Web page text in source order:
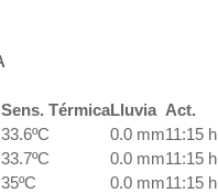
Sens. TérmicaLluvia Act.
33.6ºC 0.0 mm11:15 h
33.7ºC 0.0 mm11:15 h
35ºC 0.0 mm11:15 h